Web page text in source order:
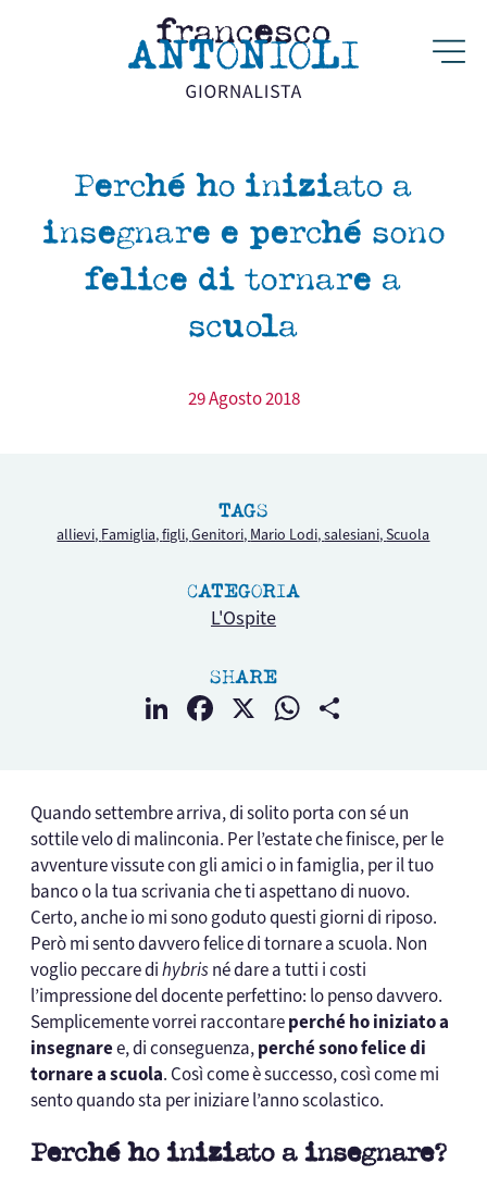
Perché ho iniziato a
insegnare e perché sono
felice di tornare a
scuola
29 Agosto 2018
TAGS
allievi, Famiglia,figli,Genitori, Mario Lodi,salesiani,Scuola
CATEGORIA
L'Ospite
SHARE
LinkedIn
Facebook
X WhatsApp
Quando settembre arriva, di solito porta con sé un
sottile velo di malinconia. Per l’estate che finisce, per le
avventure vissute con gli amici o in famiglia, per il tuo
banco o la tua scrivania che ti aspettano di nuovo.
Certo, anche io mi sono goduto questi giorni di riposo.
Però mi sento davvero felice di tornare a scuola. Non
voglio peccare dihybrisné dare a tutti i costi
l’impressione del docente perfettino: lo penso davvero.
Semplicemente vorrei raccontareperché ho iniziato a
insegnaree, di conseguenza,perché sono felice di
tornare a scuola. Così come è successo, così come mi
sento quando sta per iniziare l’anno scolastico.
Perché ho iniziato a insegnare?